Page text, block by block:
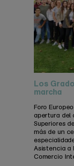
Los
marcha
Foro
apertura del
Superiores
más de un
Asistencia a
Comercio